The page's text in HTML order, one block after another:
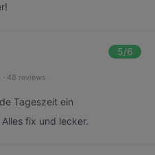
5/6
· 48 reviews
Tageszeit ein
fix und lecker.